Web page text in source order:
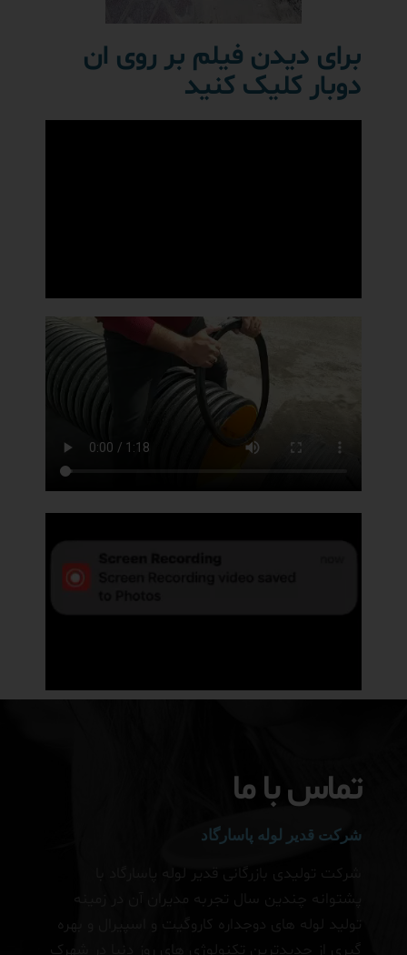
برای دیدن فیلم بر روی ان
دوبار کلیک کنید
تماس با ما
شرکت قدیر لوله پاسارگاد
شرکت تولیدی بازرگانی قدیر لوله پاسارگاد با
پشتوانه چندین سال تجربه مدیران آن در زمینه
تولید لوله های دوجداره کاروگیت و اسپیرال و بهره
گیری از جدیدترین تکنولوژی های روز دنیا در شهرک